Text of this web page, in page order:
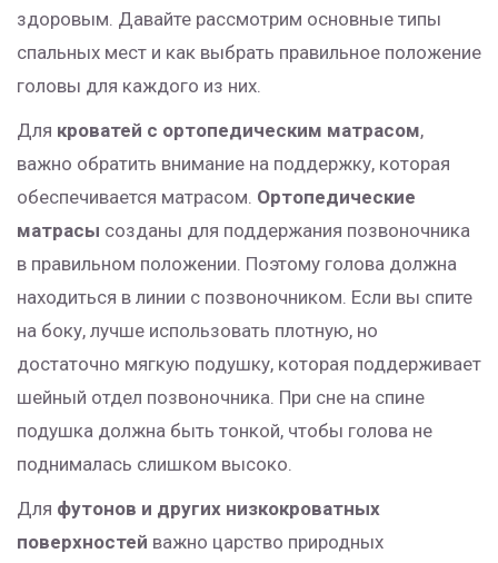
здоровым. Давайте рассмотрим основные типы
спальных мест и как выбрать правильное положение
головы для каждого из них.
Для кроватей с ортопедическим матрасом,
важно обратить внимание на поддержку, которая
обеспечивается матрасом. Ортопедические
матрасы созданы для поддержания позвоночника
в правильном положении. Поэтому голова должна
находиться в линии с позвоночником. Если вы спите
на боку, лучше использовать плотную, но
достаточно мягкую подушку, которая поддерживает
шейный отдел позвоночника. При сне на спине
подушка должна быть тонкой, чтобы голова не
поднималась слишком высоко.
Для футонов и других низкокроватных
поверхностей важно царство природных